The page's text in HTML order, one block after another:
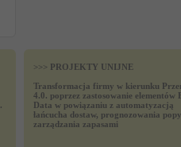
>>> PROJEKTY UNIJNE
Transformacja firmy w kierunku
4.0. poprzez zastosowanie elementów
Data w powiązaniu z automatyzacją
łańcucha dostaw, prognozowania
zarządzania zapasami